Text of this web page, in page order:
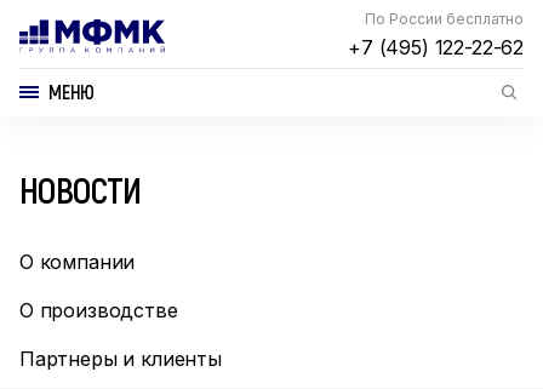
По России бесплатно
+7 (495) 122-22-62
МЕНЮ
НОВОСТИ
О компании
О производстве
Партнеры и клиенты